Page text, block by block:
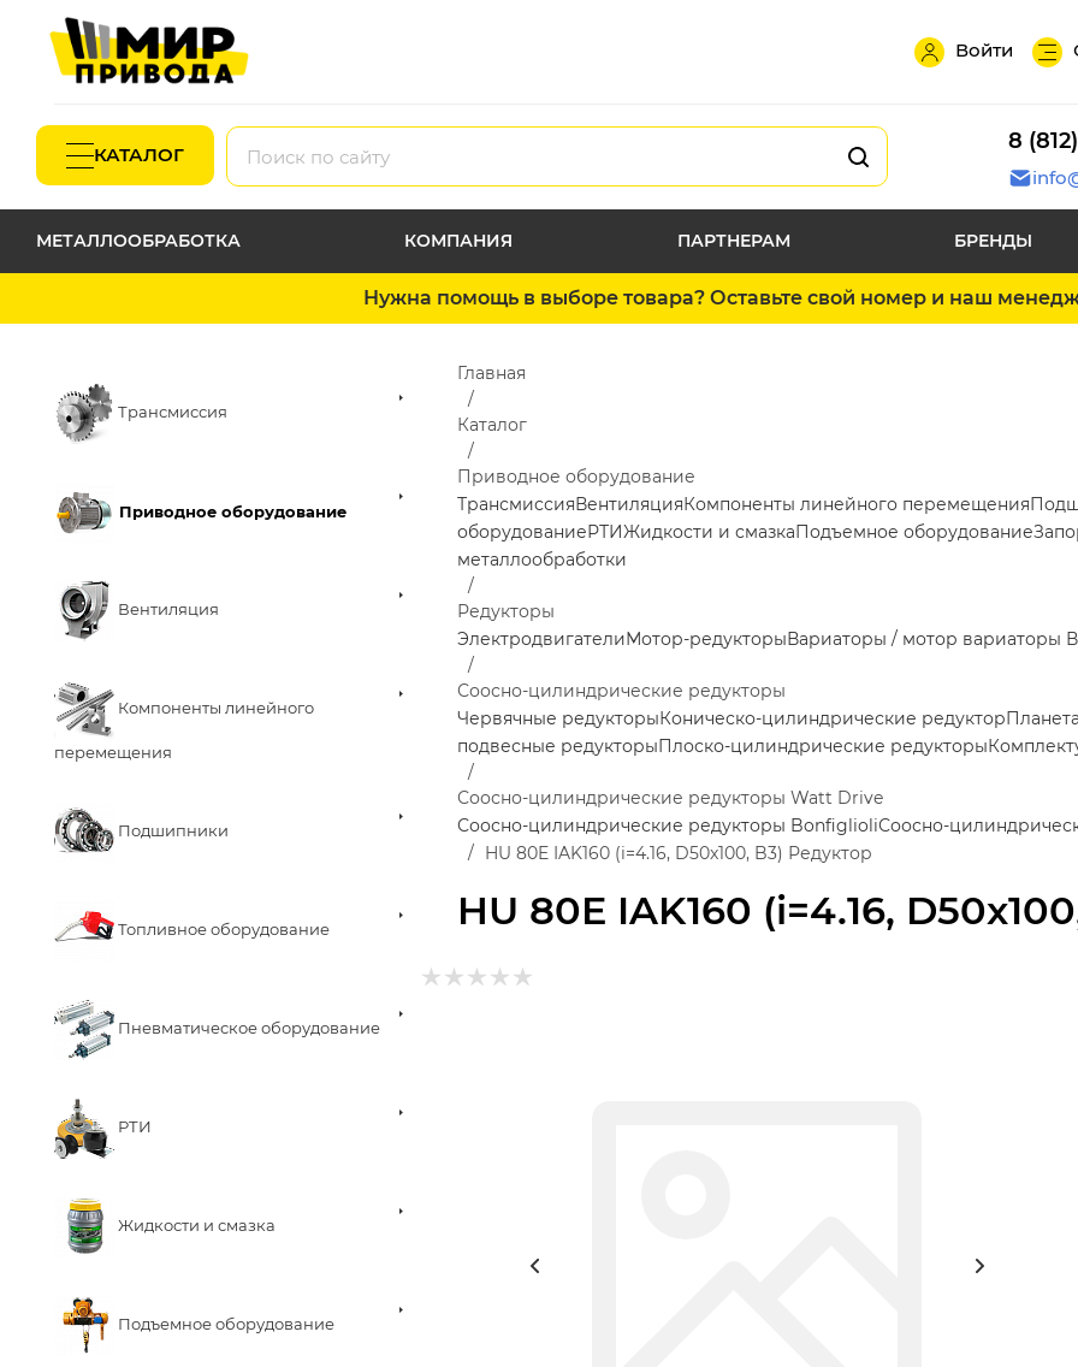
Войти
КАТАЛОГ
8
МЕТАЛЛООБРАБОТКА КОМПАНИЯ ПАРТНЕРАМ БРЕНДЫ
Нужна помощь в выборе товара? Оставьте свой номер и наш
Трансмиссия
Приводное оборудование
Вентиляция
Компоненты линейного
перемещения
Подшипники
Топливное оборудование
Пневматическое оборудование
РТИ
Жидкости и смазка
Подъемное оборудование
HU 80E IAK160 (i=4.16,
Главная
Каталог
Приводное оборудование
ТрансмиссияВентиляцияКомпоненты линейного перемещения
оборудованиеРТИЖидкости и смазкаПодъемное оборудование
металлообработки
Редукторы
ЭлектродвигателиМотор-редукторыВариаторы / мотор вариаторы
Соосно-цилиндрические редукторы
Червячные редукторыКоническо-цилиндрические редуктор
подвесные редукторыПлоско-цилиндрические редукторы
Соосно-цилиндрические редукторы Watt Drive
Соосно-цилиндрические редукторы BonfiglioliСоосно-
HU 80E IAK160 (i=4.16, D50x100, B3) Редуктор